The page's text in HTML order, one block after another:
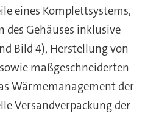
eines Komplettsystems,
Gehäuses inklusive
Bild 4), Herstellung von
maßgeschneiderten
Wärmemanagement der
Versandverpackung der